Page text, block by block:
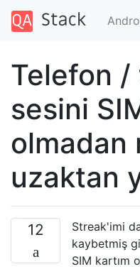
Telefon
sesini
olmadan
uzaktan
12
Streak'imi
kaybetmiş
SIM kartım